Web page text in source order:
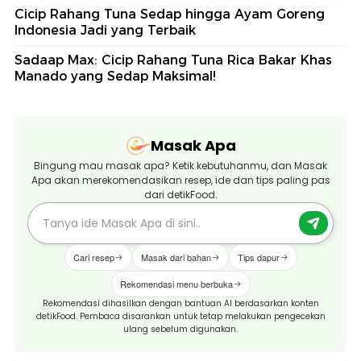
Cicip Rahang Tuna Sedap hingga Ayam Goreng
Indonesia Jadi yang Terbaik
Sadaap Max: Cicip Rahang Tuna Rica Bakar Khas
Manado yang Sedap Maksimal!
Masak Apa
Bingung mau masak apa? Ketik kebutuhanmu, dan Masak
Apa akan merekomendasikan resep, ide dan tips paling pas
dari detikFood.
Cari resep Masak dari bahan Tips dapur
Rekomendasi menu berbuka
Rekomendasi dihasilkan dengan bantuan AI berdasarkan konten
detikFood. Pembaca disarankan untuk tetap melakukan pengecekan
ulang sebelum digunakan.